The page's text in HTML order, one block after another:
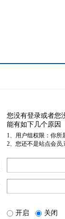
您没有登录或者您
能有如下几个原因
1、用户组权限：你所
2、您还不是站点会员
开启 关闭